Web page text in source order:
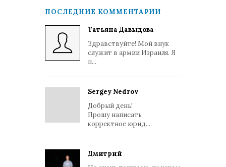
ПОСЛЕДНИЕ КОММЕНТАРИИ
Татьяна Давыдова
Здравствуйте! Мой внук
служит в армии Израиля. Я
п...
Sergey Nedrov
Добрый день!
Прошу написать
корректное юрид...
Дмитрий